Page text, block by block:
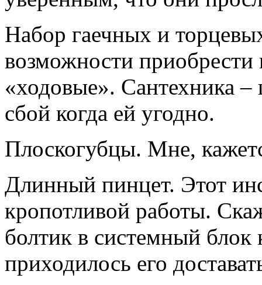
Набор гаечных и
возможности
«ходовые». Сантехника –
сбой когда ей угодно.
Плоскогубцы. Мне,
Длинный пинцет. Этот
кропотливой работы.
болтик в системный
приходилось его